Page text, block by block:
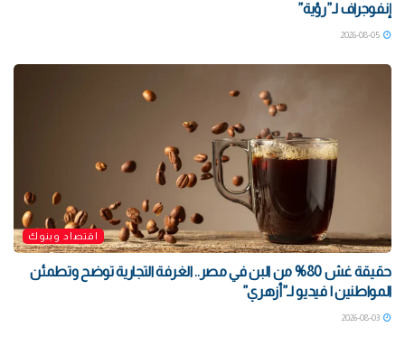
إنفوجراف لـ”رؤية”
اقتصاد وبنوك
حقيقة غش 80% من البن في مصر.. الغرفة التجارية توضح وتطمئن
المواطنين | فيديو لـ”أزهري”